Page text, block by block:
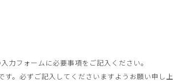
⼒フォームに必要事項をご記⼊ください。
す。必ずご記⼊してくださいますようお願い申し上